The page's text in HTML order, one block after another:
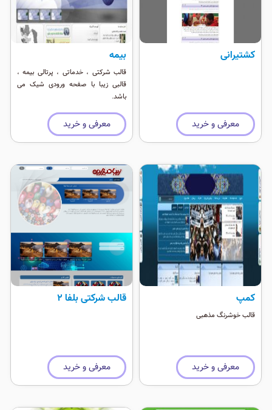
کشتیرانی
معرفی و خرید
بیمه
قالب شرکتی ، خدماتی ، پرتالی بیمه ،
قالبی زیبا با صفحه ورودی شیک می
باشد.
معرفی و خرید
کمپ
قالب خوشرنگ مذهبی
معرفی و خرید
قالب شرکتی بلفا 2
معرفی و خرید